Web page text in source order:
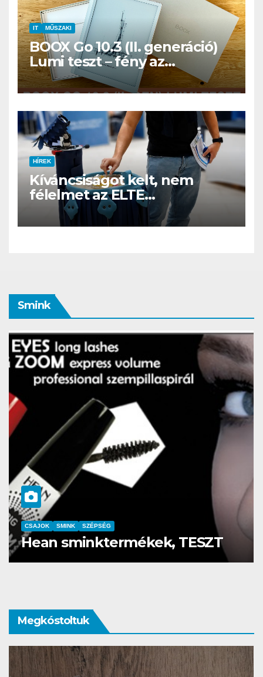
IT MŰSZAKI
BOOX Go 10.3 (II. generáció)
Lumi teszt – fény az
éjszakában, fél könyvtár a
családi csomagban
HÍREK
Kíváncsiságot kelt, nem
félelmet az ELTE
etológusainak felszolgáló
robotja
Smink
CSAJOK
Szemöldök laminálás-az meg
mi?
Megkóstoltuk